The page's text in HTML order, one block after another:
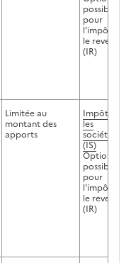
possible
pour
l'impôt sur
le revenu
(IR)
Limitée au
montant des
apports
Impôt sur
les
sociétés
(IS)
Option
possible
pour
l'impôt sur
le revenu
(IR)